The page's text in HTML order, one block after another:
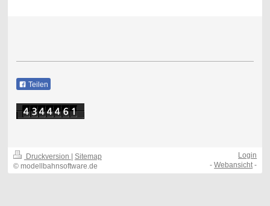
Teilen
Druckversion | Sitemap
© modellbahnsoftware.de
Login
-Webansicht -